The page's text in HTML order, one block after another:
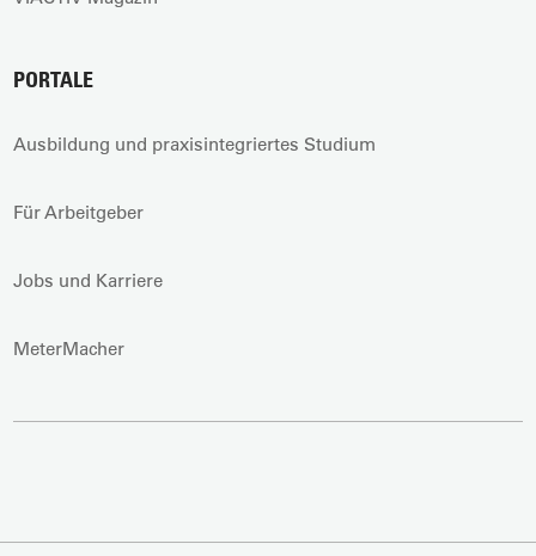
PORTALE
Ausbildung und praxisintegriertes Studium
Für Arbeitgeber
Jobs und Karriere
MeterMacher